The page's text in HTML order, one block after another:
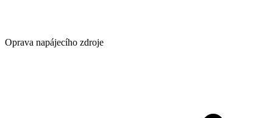
Oprava napájecího zdroje